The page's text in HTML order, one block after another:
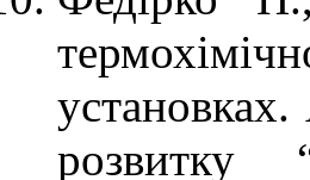
установках.
розвитку